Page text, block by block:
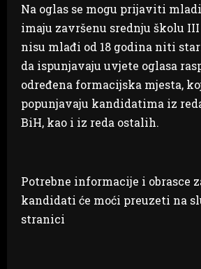
Na oglas se mogu prijaviti
imaju završenu srednju školu
nisu mlađi od 18 godina niti
da ispunjavaju uvjete oglasa
određena formacijska mjesta,
popunjavaju kandidatima iz
BiH, kao i iz reda ostalih.
Potrebne informacije i obrasce
kandidati će moći preuzeti na
stranici